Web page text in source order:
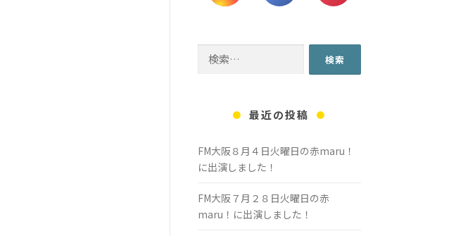
最近の投稿
FM大阪８月４日火曜日の赤maru！
に出演しました！
FM大阪７月２８日火曜日の赤
maru！に出演しました！